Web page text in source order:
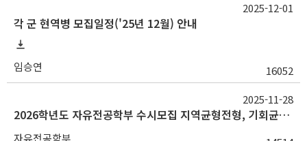
각 군 현역병 모집일정('25년 12월) 안내
임승연 16052
2025-12-01
2026학년도 자유전공학부 수시모집 지역균형전형, 기회균형특별전형(사회통합) 응시자 면접확인서 출력 안내
자유전공학부
2025-11-28